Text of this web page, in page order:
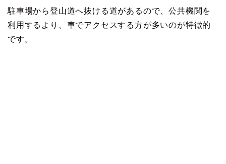
駐車場から登山道へ抜ける道があるので、公共機関を
利用するより、車でアクセスする方が多いのが特徴的
です。